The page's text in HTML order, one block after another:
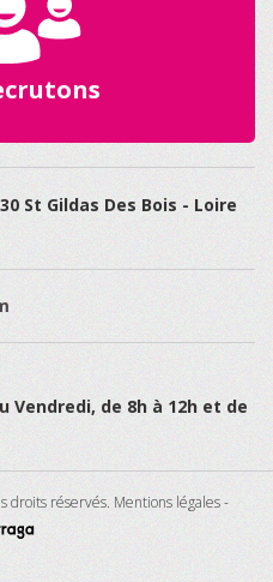
St Gildas Des Bois - Loire
Vendredi, de 8h à 12h et de
droits réservés. Mentions légales-